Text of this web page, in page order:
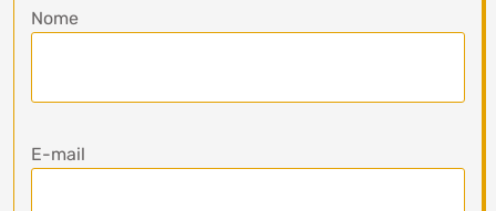
Nome
E-mail